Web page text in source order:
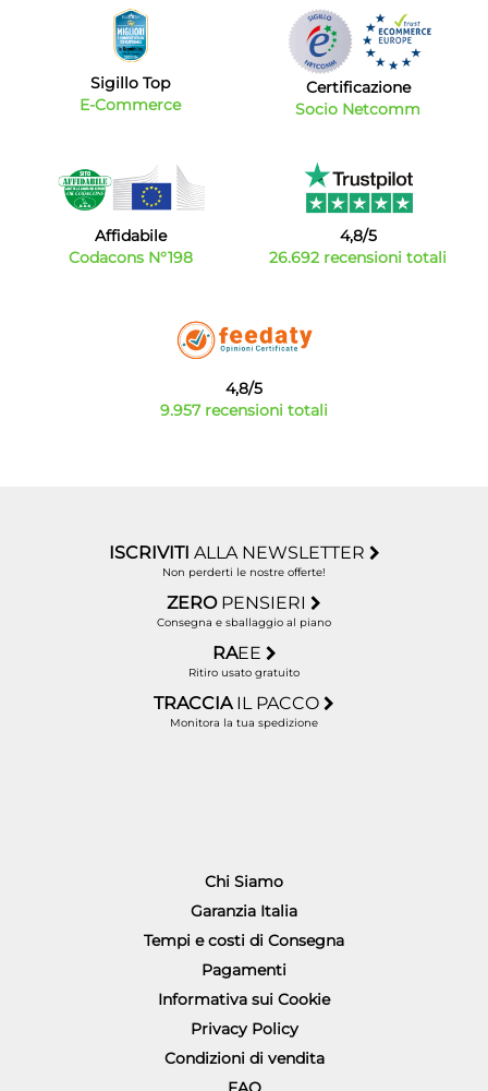
Sigillo Top
E-Commerce
Certificazione
Socio Netcomm
Affidabile
Codacons N°198
4,8/5
26.692 recensioni totali
4,8/5
9.957 recensioni totali
ISCRIVITI ALLA NEWSLETTER
Non perderti le nostre offerte!
ZERO PENSIERI
Consegna e sballaggio al piano
RAEE
Ritiro usato gratuito
TRACCIA IL PACCO
Monitora la tua spedizione
Chi Siamo
Garanzia Italia
Tempi e costi di Consegna
Pagamenti
Informativa sui Cookie
Privacy Policy
Condizioni di vendita